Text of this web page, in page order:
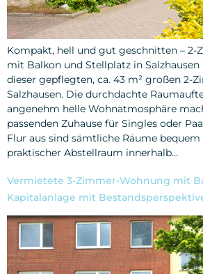
Kompakt, hell und gut geschnitten – 2-
mit Balkon und Stellplatz in
dieser gepflegten, ca. 43 m² großen 2-
Salzhausen. Die durchdachte
angenehm helle Wohnatmosphäre
passenden Zuhause für Singles oder
Flur aus sind sämtliche Räume
praktischer Abstellraum innerhalb…
Vermietete 3-Zimmer-Wohnung mit
Kapitalanlage mit